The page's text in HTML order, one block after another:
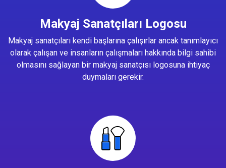
Makyaj Sanatçıları Logosu
Makyaj sanatçıları kendi başlarına çalışırlar ancak tanımlayıcı
olarak çalışan ve insanların çalışmaları hakkında bilgi sahibi
olmasını sağlayan bir makyaj sanatçısı logosuna ihtiyaç
duymaları gerekir.